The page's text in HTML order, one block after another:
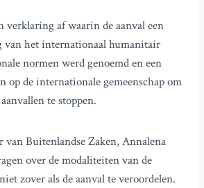
verklaring af waarin de aanval een
van het internationaal humanitair
normen werd genoemd en een
op de internationale gemeenschap om
te stoppen.
Buitenlandse Zaken, Annalena
over de modaliteiten van de
zover als de aanval te veroordelen.